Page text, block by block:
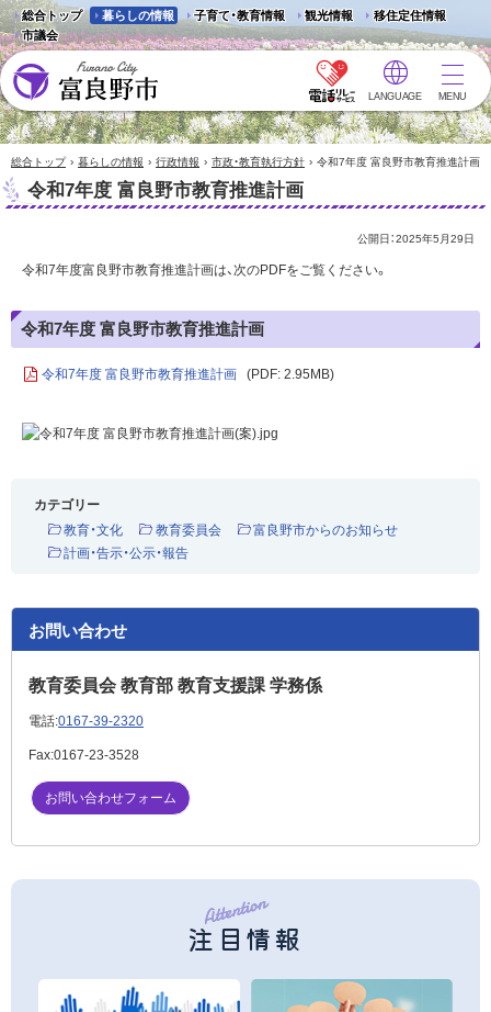
総合トップ 暮らしの情報 子育て・教育情報 観光情報
移住定住情報
市議会
富良野市 - Frano City
LANGUAGE MENU
総合トップ › 暮らしの情報 › 行政情報 › 市政・教育執行方針 › 令和7年度 富良野市教育推進計画
令和7年度 富良野市教育推進計画
公開日：2025年5月29日
令和7年度富良野市教育推進計画は、次のPDFをご覧ください。
令和7年度 富良野市教育推進計画
令和7年度 富良野市教育推進計画 (PDF: 2.95MB)
カテゴリー
教育・文化
教育委員会
富良野市からのお知らせ
計画・告示・公示・報告
お問い合わせ
教育委員会 教育部 教育支援課 学務係
電話:0167-39-2320
Fax:0167-23-3528
お問い合わせフォーム
注目情報